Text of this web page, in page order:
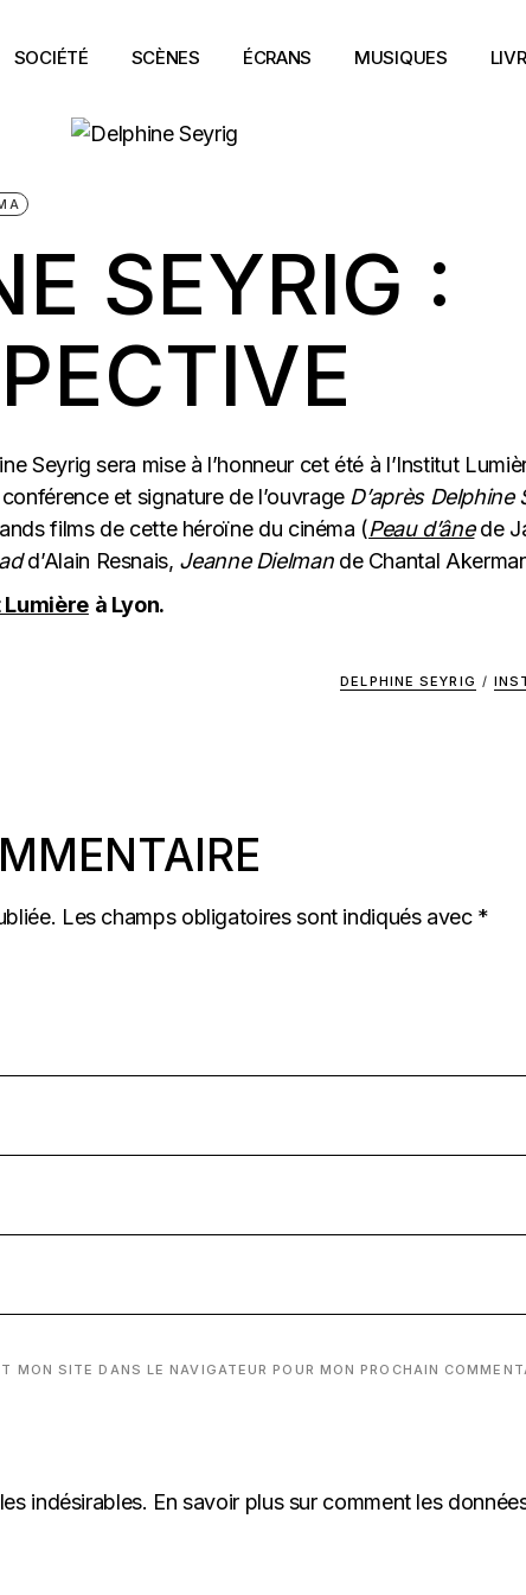
SOCIÉTÉ SCÈNES ÉCRANS MUSIQUES
SEYRIG :
Seyrig sera mise à l’honneur cet été à l’Institut
et signature de l’ouvrage D’après Delphine
films de cette héroïne du cinéma (Peau d’ânede
d’Alain Resnais, Jeanne Dielmande Chantal
Lumière à Lyon.
DELPHINE SEYRIG /
Les champs obligatoires sont indiqués avec *
MON SITE DANS LE NAVIGATEUR POUR MON PROCHAIN
indésirables. En savoir plus sur comment les